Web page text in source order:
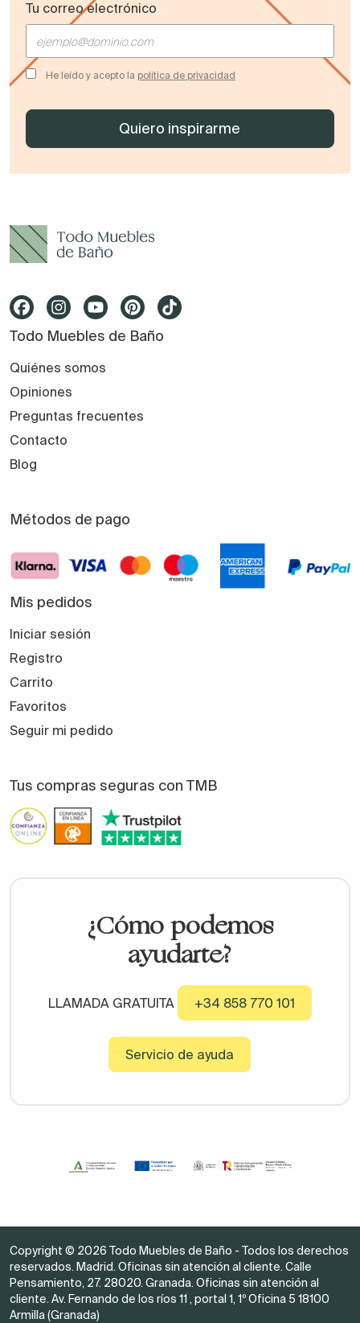
Tu correo electrónico
He leído y acepto la política de privacidad
Todo Muebles de Baño
Quiénes somos
Opiniones
Preguntas frecuentes
Contacto
Blog
Métodos de pago
Mis pedidos
Iniciar sesión
Registro
Carrito
Favoritos
Seguir mi pedido
Tus compras seguras con TMB
¿Cómo podemos
ayudarte?
LLAMADA GRATUITA +34 858 770 101
Servicio de ayuda
Copyright © 2026 Todo Muebles de Baño - Todos los derechos
reservados. Madrid. Oficinas sin atención al cliente. Calle
Pensamiento, 27. 28020. Granada. Oficinas sin atención al
cliente. Av. Fernando de los ríos 11 , portal 1, 1º Oficina 5 18100
Armilla (Granada)